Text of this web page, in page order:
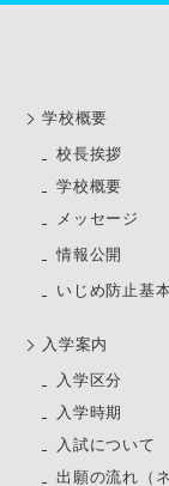
学校概要
校長挨拶
学校概要
メッセージ
情報公開
いじめ防止基
⼊学案内
⼊学区分
入学時期
入試について
出願の流れ（